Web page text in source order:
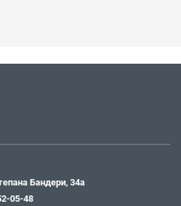
Бандери, 34а
05-48